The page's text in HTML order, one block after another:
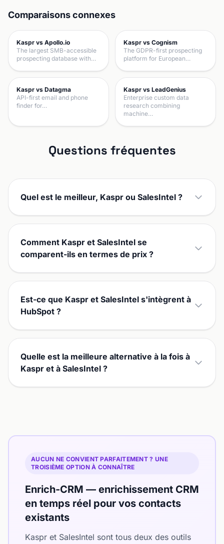
Comparaisons connexes
Kaspr vs Apollo.io
The largest SMB-accessible
prospecting database with…
Kaspr vs Cognism
The GDPR-first prospecting
platform for European…
Kaspr vs Datagma
API-first email and phone
finder for…
Kaspr vs LeadGenius
Enterprise custom data
research combining
machine…
Questions fréquentes
Quel est le meilleur, Kaspr ou SalesIntel ?
Comment Kaspr et SalesIntel se
comparent-ils en termes de prix ?
Est-ce que Kaspr et SalesIntel s'intègrent à
HubSpot ?
Quelle est la meilleure alternative à la fois à
Kaspr et à SalesIntel ?
AUCUN NE CONVIENT PARFAITEMENT ? UNE
TROISIÈME OPTION À CONNAÎTRE
Enrich-CRM — enrichissement CRM
en temps réel pour vos contacts
existants
Kaspr et SalesIntel sont tous deux des outils